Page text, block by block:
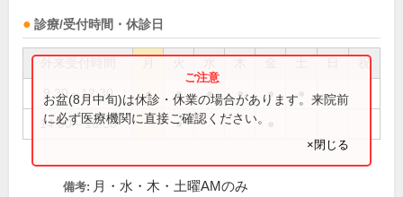
診療/受付時間・休診日
祝
9:30～12:30 ● ● ● ● ●
14:00～16:00 ●
お盆(8月中旬)は休診・休業の場合があります。来院前
に必ず医療機関に直接ご確認ください。
×閉じる
備考: 月・水・木・土曜AMのみ